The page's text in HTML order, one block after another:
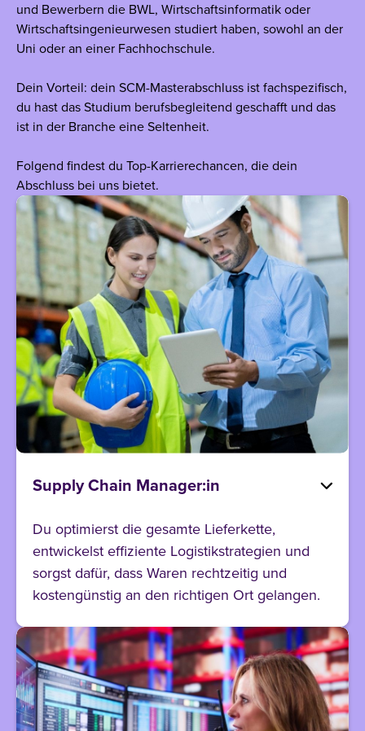
und Bewerbern die BWL, Wirtschaftsinformatik oder
Wirtschaftsingenieurwesen studiert haben, sowohl an der
Uni oder an einer Fachhochschule.
Dein Vorteil: dein SCM-Masterabschluss ist fachspezifisch,
du hast das Studium berufsbegleitend geschafft und das
ist in der Branche eine Seltenheit.
Folgend findest du Top-Karrierechancen, die dein
Abschluss bei uns bietet.
Supply Chain Manager:in
Du optimierst die gesamte Lieferkette,
entwickelst effiziente Logistikstrategien und
sorgst dafür, dass Waren rechtzeitig und
kostengünstig an den richtigen Ort gelangen.